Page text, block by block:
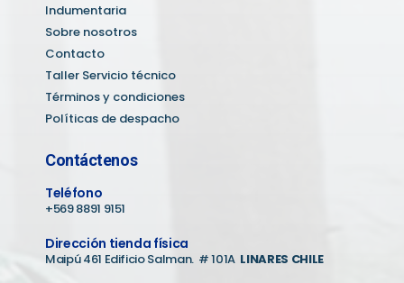
Indumentaria
Sobre nosotros
Contacto
Taller Servicio técnico
Términos y condiciones
Políticas de despacho
Contáctenos
Teléfono
+569 8891 9151
Dirección tienda física
Maipú 461 Edificio Salman. # 101A LINARES CHILE